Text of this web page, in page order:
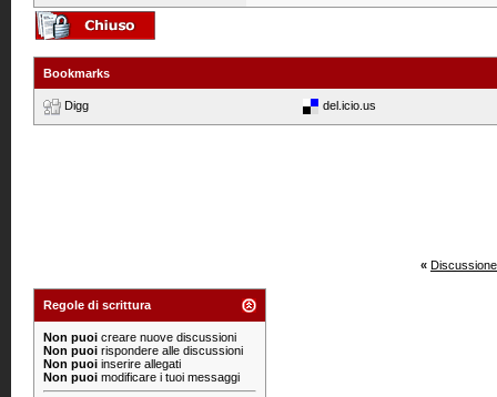
Bookmarks
Digg del.icio.us
«
Regole di scrittura
Non puoi creare nuove discussioni
Non puoi rispondere alle discussioni
Non puoi inserire allegati
Non puoi modificare i tuoi messaggi